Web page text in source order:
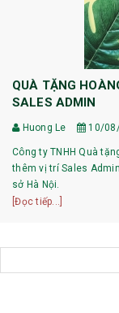
QUÀ TẶNG
SALES ADMIN
Huong Le 10/
Công ty TNHH Quà
thêm vị trí Sales
sở Hà Nội.
[Đọc tiếp...]